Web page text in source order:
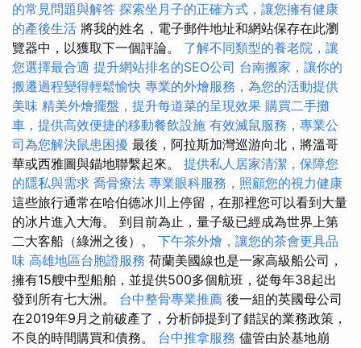
的常見問題與解答 探索坐月子的正確方式，讓您擁有健康
的產後生活 將我的姓名，電子郵件地址和網站保存在此瀏
覽器中，以獲取下一個評論。 了解不同類型的養老院，讓
您選擇最合適 提升網站排名的SEO公司 台南搬家，讓你的
搬遷過程變得輕鬆愉快 專業的外燴服務，為您的活動提供
美味 精美外燴擺盤，提升每道菜的呈現效果 購買二手攤
車，提供高效便捷的移動餐飲設施 有效滅鼠服務，專業公
司為您解決鼠患困擾 最後，阿拉斯加灣巡游向北，將溫哥
華或西雅圖與錨地聯繫起來。 提供私人居家清潔，保障您
的隱私與需求 喬骨療法 專業眼科服務，照顧您的視力健康
這些旅行通常在哈伯德冰川上停留，在那裡您可以看到大量
的冰片進入大海。 到目前為止，量子級已經成為世界上第
二大客船（綠洲之後）。 下午茶外燴，讓您的茶會更具品
味 高雄地區台胞證服務 荷蘭美國線也是一家高級船公司，
擁有15艘中型船舶，並提供500多個航班，從每年38起出
發到所有七大洲。 台中整骨專業推薦 後一組的英國母公司
在2019年9月之前破產了，分析師提到了錯誤的業務政策，
不良的時間購買和債務。 台中推拿服務 儘管由於基地崩